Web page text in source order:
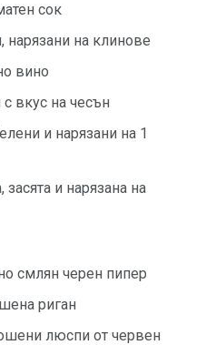
сок
нарязани на клинове
вино
вкус на чесън
и нарязани на 1
и нарязана на
смлян черен пипер
риган
люспи от червен